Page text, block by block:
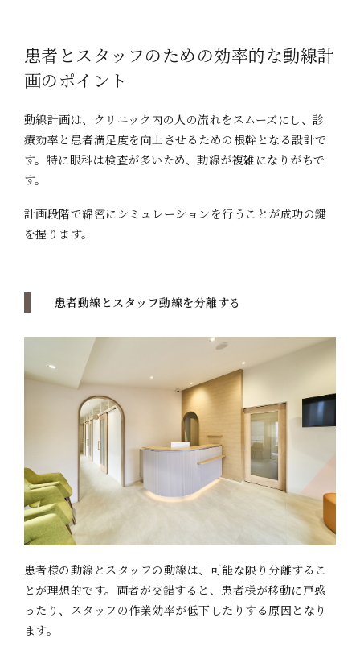
患者とスタッフのための効率的な動線計
画のポイント
動線計画は、クリニック内の人の流れをスムーズにし、診
療効率と患者満足度を向上させるための根幹となる設計で
す。特に眼科は検査が多いため、動線が複雑になりがちで
す。
計画段階で綿密にシミュレーションを行うことが成功の鍵
を握ります。
患者動線とスタッフ動線を分離する
患者様の動線とスタッフの動線は、可能な限り分離するこ
とが理想的です。両者が交錯すると、患者様が移動に戸惑
ったり、スタッフの作業効率が低下したりする原因となり
ます。